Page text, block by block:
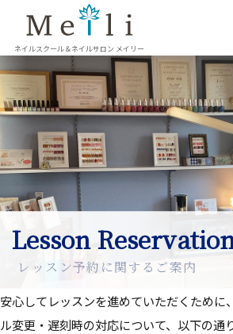
ネイルスクール＆ネイルサロン メイリー
Lesson
レッスン予約に関するご案内
安心してレッスンを進めていただくために
ル変更・遅刻時の対応について、以下の通